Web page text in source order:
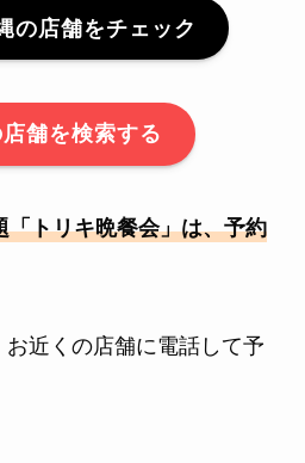
店舗をチェック
舗を検索する
「トリキ晩餐会」は、予約
近くの店舗に電話して予